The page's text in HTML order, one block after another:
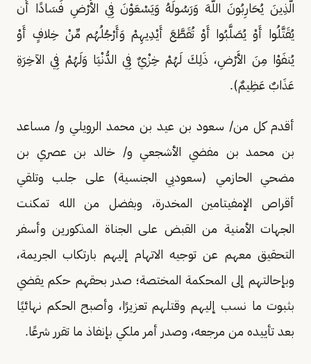
الَّذِينَ يُحَارِبُونَ اللّهَ وَرَسُولَهُ وَيَسْعَوْنَ فِي الأَرْضِ فَسَادًا أَن
يُقَتَّلُوا أَوْ يُصَلَّبُوا أَوْ تُقَطَّعَ أَيْدِيهِمْ وَأَرْجُلُهُم مِّنْ خِلافٍ أَوْ
يُنفَوْا مِنَ الأَرْضِ، ذَلِكَ لَهُمْ خِزْيٌ فِي الدُّنْيَا وَلَهُمْ فِي الآخِرَةِ
عَذَابٌ عَظِيمٌ).
أقدم كل من/ سعود بن عيد بن محمد الرويلي و/ مساعد
بن محمد بن مفضي الأشجعي و/ خالد بن عصري بن
مضحي الحازمي (سعوديي الجنسية) على جلب وتلقي
أقراص الإمفيتامين المخدرة، وبفضل من الله تمكنت
الجهات الأمنية من القبض على الجناة المذكورين وأسفر
التحقيق معهم عن توجيه الاتهام إليهم بارتكاب الجريمة،
وبإحالتهم إلى المحكمة المختصة؛ صدر بحقهم حكم يقضي
بثبوت ما نسب إليهم وقتلهم تعزيرًا، وأصبح الحكم نهائيًا
بعد تأييده من مرجعه، وصدر أمر ملكي بإنفاذ ما تقرر شرعًا.